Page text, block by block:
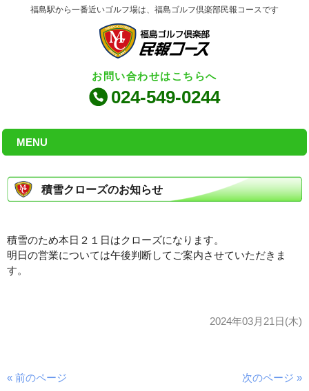
福島駅から一番近いゴルフ場は、福島ゴルフ倶楽部民報コースです
お問い合わせはこちらへ
024-549-0244
MENU
積雪クローズのお知らせ
積雪のため本日２１日はクローズになります。
明日の営業については午後判断してご案内させていただきま
す。
2024年03月21日(木)
« 前のページ 次のページ »